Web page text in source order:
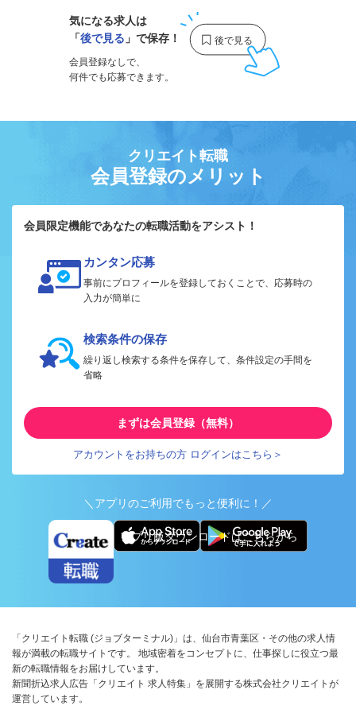
気になる求人は
「後で見る 」で保存！
会員登録なしで、
何件でも応募できます。
クリエイト転職
会員登録のメリット
会員限定機能であなたの転職活動をアシスト！
カンタン応募
事前にプロフィールを登録しておくことで、応募時の
入力が簡単に
検索条件の保存
繰り返し検索する条件を保存して、条件設定の手間を
省略
まずは会員登録（無料）
アカウントをお持ちの方 ログインはこちら＞
＼アプリのご利用でもっと便利に！／
アプリ版ダウンロードはこちらから
「クリエイト転職 (ジョブターミナル)」は、仙台市青葉区・その他の求人情
報が満載の転職サイトです。 地域密着をコンセプトに、仕事探しに役立つ最
新の転職情報をお届けしています。
新聞折込求人広告「クリエイト 求人特集」を展開する株式会社クリエイトが
運営しています。